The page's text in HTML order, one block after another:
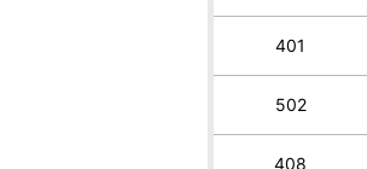
401
502
408